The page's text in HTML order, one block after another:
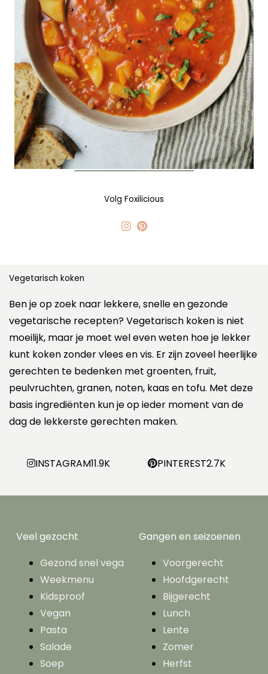
Volg Foxilicious
Vegetarisch koken
Ben je op zoek naar lekkere, snelle en gezonde
vegetarische recepten? Vegetarisch koken is niet
moeilijk, maar je moet wel even weten hoe je lekker
kunt koken zonder vlees en vis. Er zijn zoveel heerlijke
gerechten te bedenken met groenten, fruit,
peulvruchten, granen, noten, kaas en tofu. Met deze
basis ingrediënten kun je op ieder moment van de
dag de lekkerste gerechten maken.
INSTAGRAM11.9K PINTEREST2.7K
Veel gezocht
Gezond snel vega
Weekmenu
Kidsproof
Vegan
Pasta
Salade
Soep
Gangen en seizoenen
Voorgerecht
Hoofdgerecht
Bijgerecht
Lunch
Lente
Zomer
Herfst